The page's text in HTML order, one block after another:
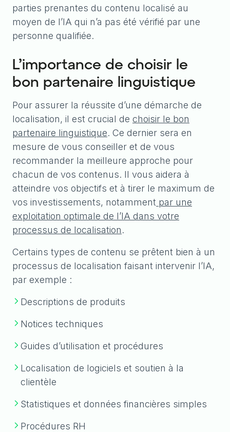
parties prenantes du contenu localisé au
moyen de l’IA qui n’a pas été vérifié par une
personne qualifiée.
L’importance de choisir le
bon partenaire linguistique
Pour assurer la réussite d’une démarche de
localisation, il est crucial de choisir le bon
partenaire linguistique. Ce dernier sera en
mesure de vous conseiller et de vous
recommander la meilleure approche pour
chacun de vos contenus. Il vous aidera à
atteindre vos objectifs et à tirer le maximum de
vos investissements, notamment par une
exploitation optimale de l’IA dans votre
processus de localisation.
Certains types de contenu se prêtent bien à un
processus de localisation faisant intervenir l’IA,
par exemple :
Descriptions de produits
Notices techniques
Guides d’utilisation et procédures
Localisation de logiciels et soutien à la
clientèle
Statistiques et données financières simples
Procédures RH